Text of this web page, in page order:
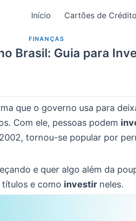
Início Cartões de Crédito
FINANÇAS
Brasil: Guia para
que o governo usa para
Com ele, pessoas podem
tornou-se popular por
e quer algo além da
e como investir neles.